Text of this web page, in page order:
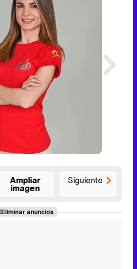
Ampliar
imagen
Siguiente
Eliminar anuncios